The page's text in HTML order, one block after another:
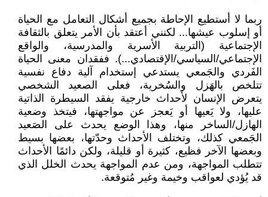
ربما لا أستطيع الإحاطة بجميع أشكال التعامل مع الحياة
أو إسلوب عيشها... لكنني أعتقد بأن الأمر يتعلق بالثقافة
الإجتماعية (التربية الأسرية والمدرسية، والواقع
الإجتماعي/السياسي/الإقتصادي...). ففقدان معنى الحياة
الفَردي والجَمعي يستدعي إستخدام آلية دفاع نفسية
تتلخص بالهَزل والسُخرية، فعلى الصعيد الشخصي
يتعرض الإنسان لأحداث خارجية يفقد السيطرة الذاتية
عليها، ولا يَعيها أو يَعجز عن مواجهتها، فيتخذ وضعية
الهازل/الساخر منها، وهذا الوضع يحدث على الصَعيد
الجَمعي كذلك، وتختلف الأحداث وحدّتها، بعضها بسيط
وبعضها الآخر فظيع، كثيرة أو قليلة، ولكن دائمًا الأحداث
تتطلب المواجهة، ومن عدم المواجهة يحدث الخلل الذي
قد يُؤدي لعواقب وخيمة وغير مُتوقعة.